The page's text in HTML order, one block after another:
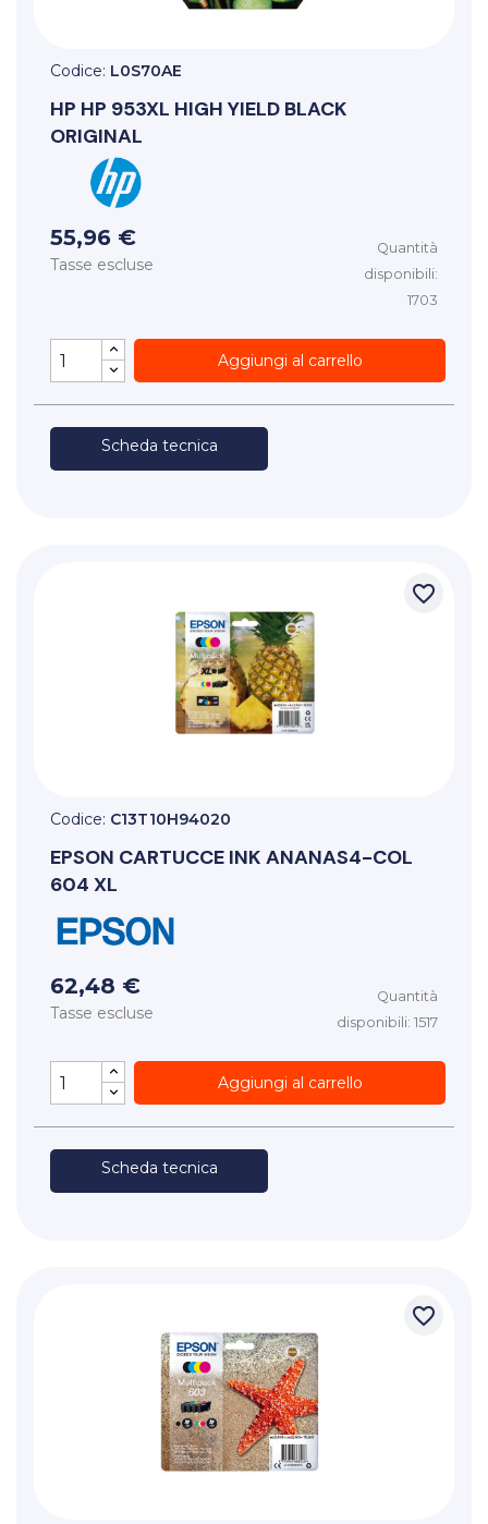
Codice: L0S70AE
HP HP 953XL HIGH YIELD BLACK
ORIGINAL
55,96 €
Tasse escluse
Quantità
disponibili:
1703
Aggiungi al carrello
Scheda tecnica
favorite_border
Codice: C13T10H94020
EPSON CARTUCCE INK ANANAS4-COL
604 XL
62,48 €
Tasse escluse
Quantità
disponibili: 1517
Aggiungi al carrello
Scheda tecnica
favorite_border